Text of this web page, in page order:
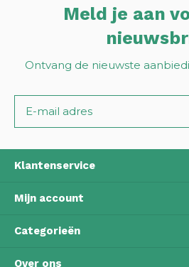
Meld je aan
Ontvang de nieuwste
Klantenservice
Mijn account
Categorieën
Over ons